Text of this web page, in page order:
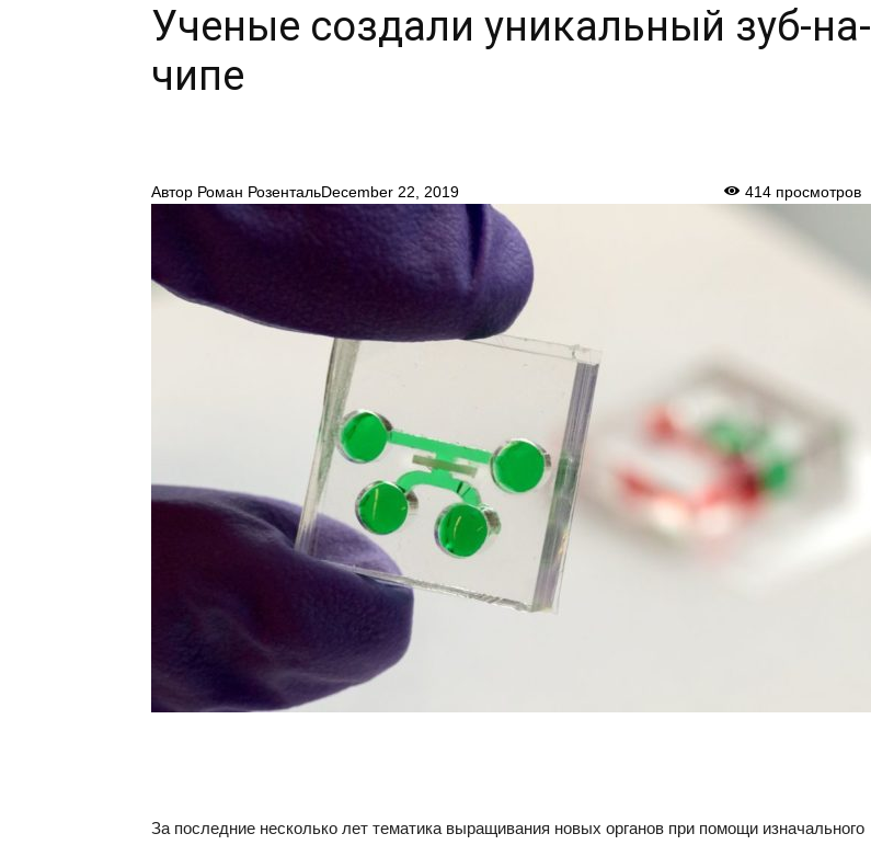
Ученые создали уникальный зуб-на-
чипе
Автор Роман РозентальDecember 22, 2019 414 просмотров
За последние несколько лет тематика выращивания новых органов при помощи изначального